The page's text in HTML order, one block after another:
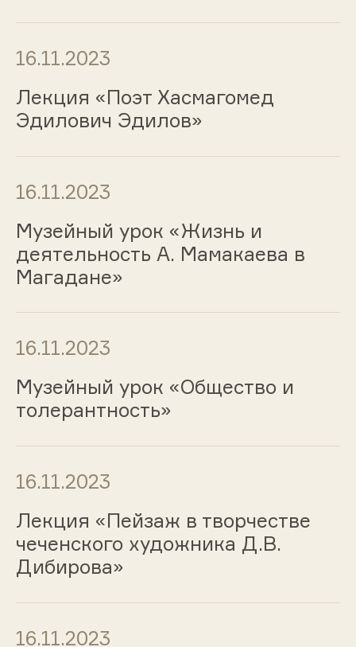
16.11.2023
Лекция «Поэт Хасмагомед
Эдилович Эдилов»
16.11.2023
Музейный урок «Жизнь и
деятельность А. Мамакаева в
Магадане»
16.11.2023
Музейный урок «Общество и
толерантность»
16.11.2023
Лекция «Пейзаж в творчестве
чеченского художника Д.В.
Дибирова»
16.11.2023